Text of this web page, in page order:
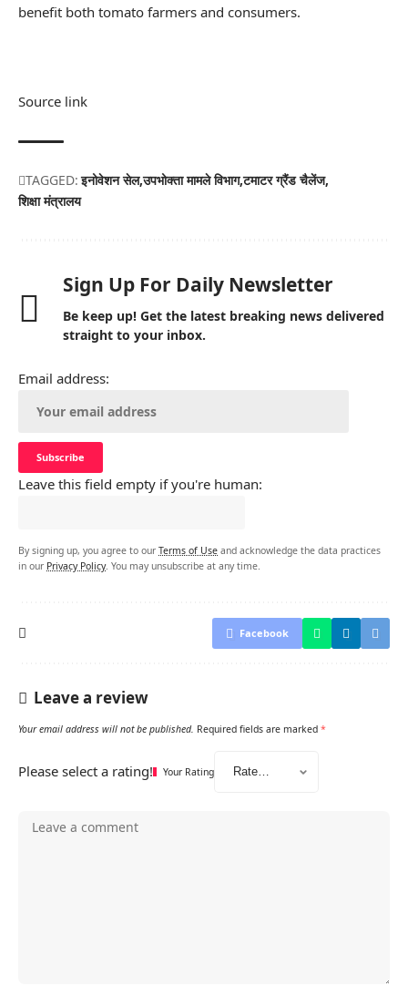
benefit both tomato farmers and consumers.
Source link
TAGGED: इनोवेशन सेल उपभोक्ता मामले विभाग टमाटर ग्रैंड चैलेंज
शिक्षा मंत्रालय
Sign Up For Daily Newsletter
Be keep up! Get the latest breaking news delivered
straight to your inbox.
Email address:
Leave this field empty if you're human:
By signing up, you agree to our Terms of Use and acknowledge the data practices
in our Privacy Policy. You may unsubscribe at any time.
Facebook
Leave a review
Your email address will not be published. Required fields are marked *
Please select a rating! Your Rating